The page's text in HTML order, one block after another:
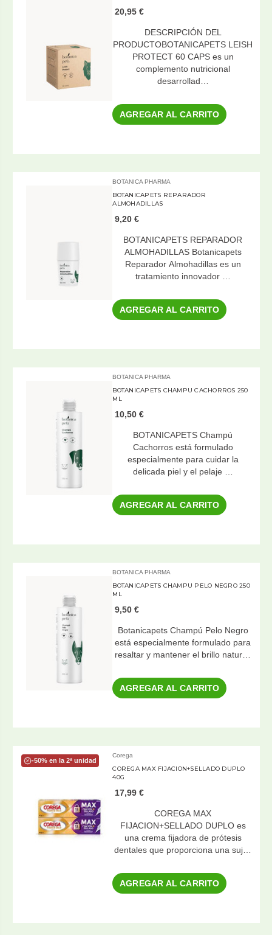
20,95 €
DESCRIPCIÓN DEL
PRODUCTOBOTANICAPETS LEISH
PROTECT 60 CAPS es un
complemento nutricional
desarrollad…
AGREGAR AL CARRITO
BOTANICA PHARMA
BOTANICAPETS REPARADOR
ALMOHADILLAS
9,20 €
BOTANICAPETS REPARADOR
ALMOHADILLAS Botanicapets
Reparador Almohadillas es un
tratamiento innovador …
AGREGAR AL CARRITO
BOTANICA PHARMA
BOTANICAPETS CHAMPU CACHORROS 250
ML
10,50 €
BOTANICAPETS Champú
Cachorros está formulado
especialmente para cuidar la
delicada piel y el pelaje …
AGREGAR AL CARRITO
BOTANICA PHARMA
BOTANICAPETS CHAMPU PELO NEGRO 250
ML
9,50 €
Botanicapets Champú Pelo Negro
está especialmente formulado para
resaltar y mantener el brillo natur…
AGREGAR AL CARRITO
-50% en la 2ª unidad
Corega
COREGA MAX FIJACION+SELLADO DUPLO
40G
17,99 €
COREGA MAX
FIJACION+SELLADO DUPLO es
una crema fijadora de prótesis
dentales que proporciona una suj…
AGREGAR AL CARRITO